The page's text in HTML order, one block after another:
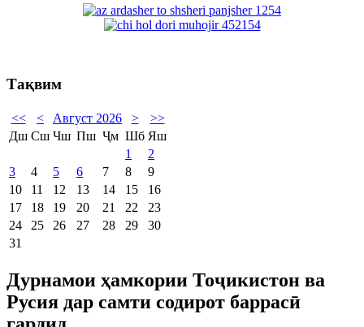
Тақвим
<< < Август 2026 >
>>
Дш Сш Чш Пш Ҷм Шб Яш
1
2
3
4 5 6 7 8
9
10
11 12 13 14 15
16
17
18 19 20 21 22
23
24
25 26 27 28 29
30
31
Дурнамои ҳамкории Тоҷикистон ва
Русия дар самти содирот баррасӣ